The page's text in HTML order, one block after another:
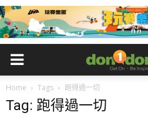
Home Tags 跑得過一切
Tag: 跑得過一切